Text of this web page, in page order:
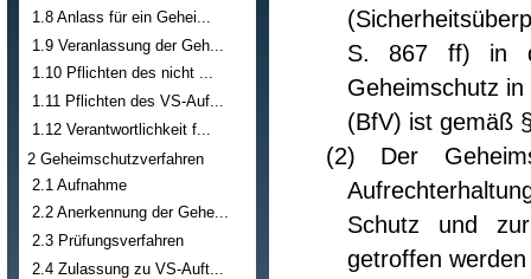
1.8 Anlass für ein Gehei...
1.9 Veranlassung der Geh...
1.10 Pflichten des nicht ...
1.11 Pflichten des VS-Auf...
1.12 Verantwortlichkeit f...
2 Geheimschutzverfahren
2.1 Aufnahme
2.2 Anerkennung der Gehe...
2.3 Prüfungsverfahren
2.4 Zulassung zu VS-Auft...
S. 867 ff) in
Geheimschutz
(BfV) ist gemäß
(2) Der
Schutz und
getroffen